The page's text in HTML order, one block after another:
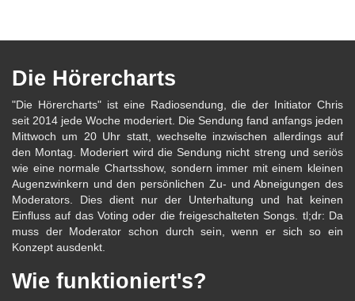
Die Hörercharts
"Die Hörercharts" ist eine Radiosendung, die der Initiator Chris
seit 2014 jede Woche moderiert. Die Sendung fand anfangs jeden
Mittwoch um 20 Uhr statt, wechselte inzwischen allerdings auf
den Montag. Moderiert wird die Sendung nicht streng und seriös
wie eine normale Chartsshow, sondern immer mit einem kleinen
Augenzwinkern und den persönlichen Zu- und Abneigungen des
Moderators. Dies dient nur der Unterhaltung und hat keinen
Einfluss auf das Voting oder die freigeschalteten Songs. tl;dr: Da
muss der Moderator schon durch sein, wenn er sich so ein
Konzept ausdenkt.
Wie funktioniert's?